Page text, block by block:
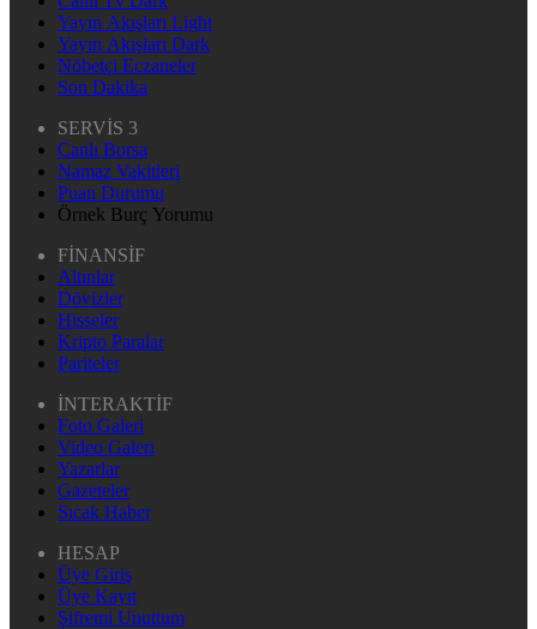
Yayın Akışları Light
Yayın Akışları Dark
Nöbetçi Eczaneler
Son Dakika
SERVİS 3
Canlı Borsa
Namaz Vakitleri
Puan Durumu
Örnek Burç Yorumu
FİNANSİF
Altınlar
Dövizler
Hisseler
Kripto Paralar
Pariteler
İNTERAKTİF
Foto Galeri
Video Galeri
Yazarlar
Gazeteler
Sıcak Haber
HESAP
Üye Giriş
Üye Kayıt
Şifremi Unuttum